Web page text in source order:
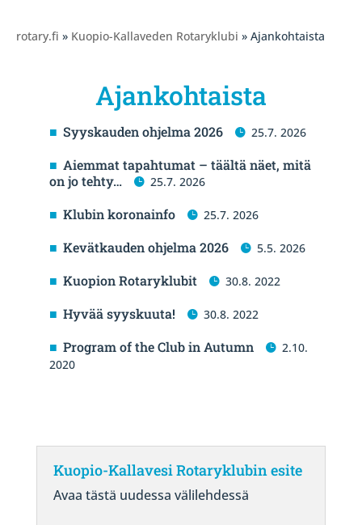
rotary.fi » Kuopio-Kallaveden Rotaryklubi » Ajankohtaista
Ajankohtaista
Syyskauden ohjelma 2026 25.7. 2026
Aiemmat tapahtumat – täältä näet, mitä
on jo tehty…
25.7. 2026
Klubin koronainfo 25.7. 2026
Kevätkauden ohjelma 2026 5.5. 2026
Kuopion Rotaryklubit 30.8. 2022
Hyvää syyskuuta! 30.8. 2022
Program of the Club in Autumn
2.10.
2020
Kuopio-Kallavesi Rotaryklubin esite
Avaa tästä uudessa välilehdessä